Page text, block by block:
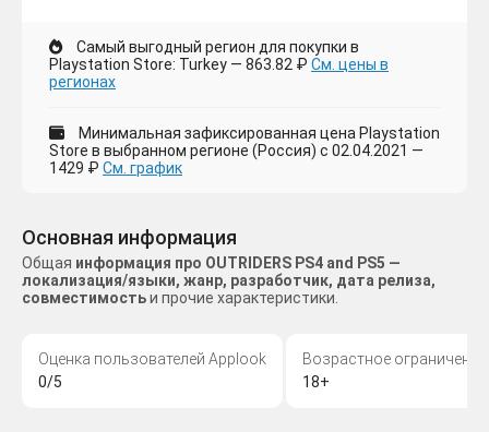
Самый выгодный регион для покупки в
Playstation Store: Turkey — 863.82 ₽ См. цены в
регионах
Минимальная зафиксированная цена Playstation
Store в выбранном регионе (Россия) с 02.04.2021 —
1429 ₽ См. график
Основная информация
Общая информация про OUTRIDERS PS4 and PS5 —
локализация/языки, жанр, разработчик, дата релиза,
совместимостьи прочие характеристики.
Оценка пользователей Applook
0/5
Возрастное ограничение
18+